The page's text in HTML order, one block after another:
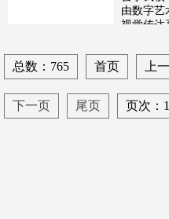
由数字艺
视觉传达
总数：765 首页 上
下一页
尾页 页次：